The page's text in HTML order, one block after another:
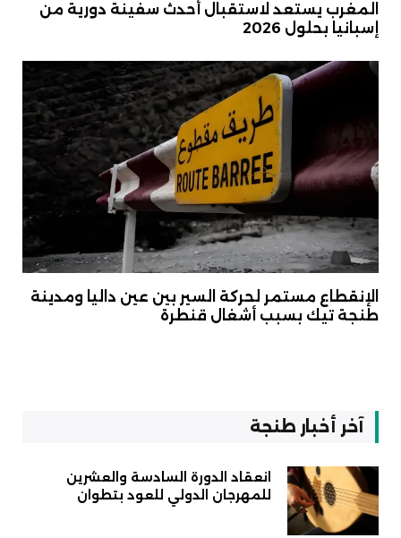
المغرب يستعد لاستقبال أحدث سفينة دورية من
إسبانيا بحلول 2026
الإنقطاع مستمر لحركة السير بين عين داليا ومدينة
طنجة تيك بسبب أشغال قنطرة
آخر أخبار طنجة
انعقاد الدورة السادسة والعشرين
للمهرجان الدولي للعود بتطوان